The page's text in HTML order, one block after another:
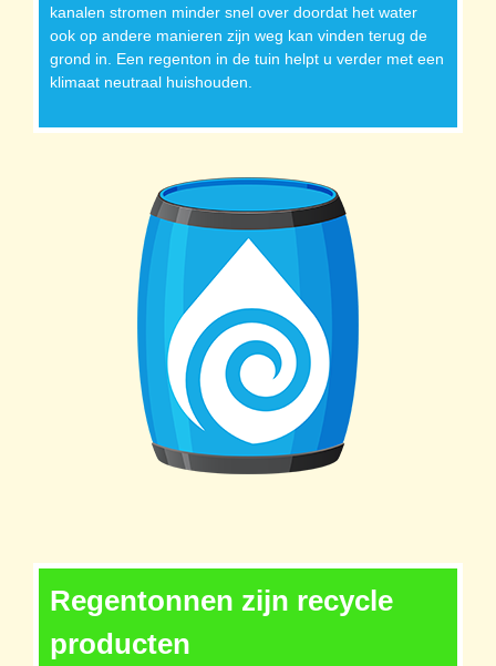
kanalen stromen minder snel over doordat het water
ook op andere manieren zijn weg kan vinden terug de
grond in. Een regenton in de tuin helpt u verder met een
klimaat neutraal huishouden.
Regentonnen zijn recycle
producten